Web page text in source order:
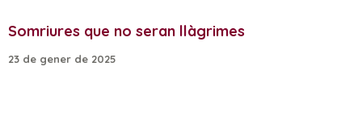
Somriures que no seran llàgrimes
23 de gener de 2025